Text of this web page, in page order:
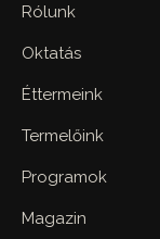
Rólunk
Oktatás
Éttermeink
Termelőink
Programok
Magazin